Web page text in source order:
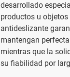
desarrollado
productos u
antideslizante
mantengan
mientras que la
su fiabilidad por